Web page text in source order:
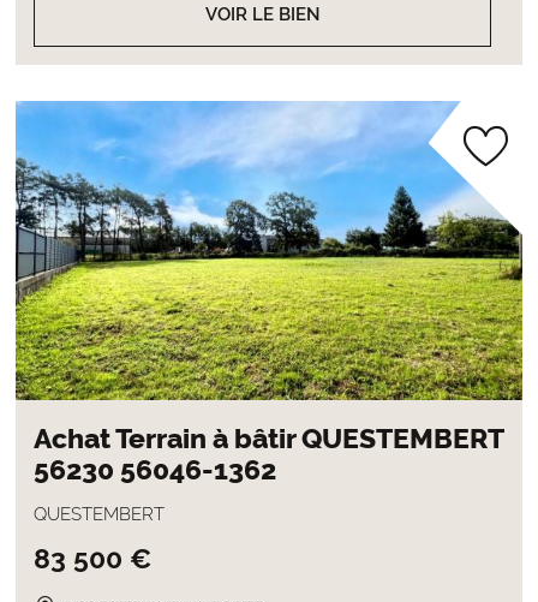
VOIR LE BIEN
Achat Terrain à bâtir QUESTEMBERT
56230 56046-1362
QUESTEMBERT
83 500 €